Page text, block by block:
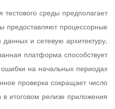
среды предполагает
предоставляют процессорные
и сетевую архитектуру.
платформа способствует
на начальных периодах
проверка сокращает число
в итоговом релизе приложения.